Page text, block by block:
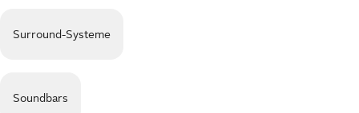
Surround-Systeme
Soundbars